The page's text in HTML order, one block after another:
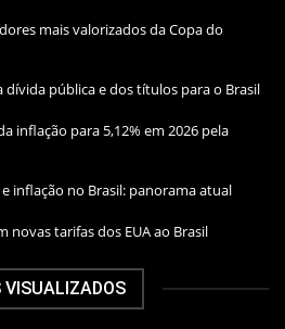
mais valorizados da Copa do
pública e dos títulos para o Brasil
inflação para 5,12% em 2026 pela
inflação no Brasil: panorama atual
novas tarifas dos EUA ao Brasil
VISUALIZADOS